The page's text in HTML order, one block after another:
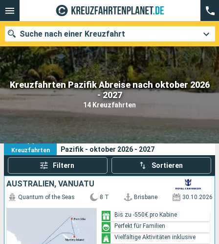
Kreuzfahrten Pazifik Abreise nach oktober 2026
- 2027
14 Kreuzfahrten
Suche nach einer Kreuzfahrt
Unsere Ziele
Abfahrtsmonat
Häfen Reedereien
Suchen
14
Kreuzfahrten
Ihre Suchkriterien:
Pazifik - oktober 2026 - 2027
Filtern Sortieren
AUSTRALIEN, VANUATU
Quantum of the Seas 8 T Brisbane 30.10.2026
Bis zu -550€ pro Kabine
Perfekt für Familien
Vielfältige Aktivitäten inklusive